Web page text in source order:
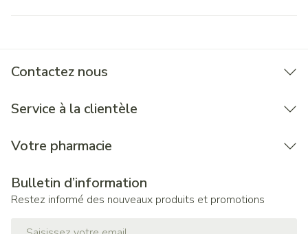
Contactez nous
Service à la clientèle
Votre pharmacie
Bulletin d’information
Restez informé des nouveaux produits et promotions